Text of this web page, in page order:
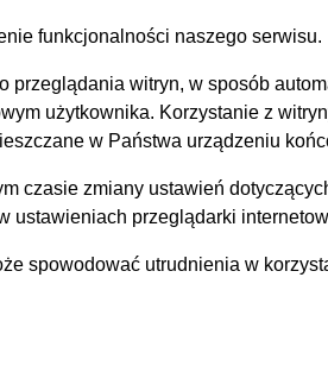
funkcjonalności naszego serwisu.
przeglądania witryn, w sposób
użytkownika. Korzystanie z
w Państwa urządzeniu
czasie zmiany ustawień
ustawieniach przeglądarki
spowodować utrudnienia w